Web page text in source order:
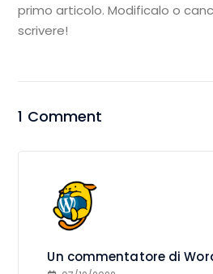
primo articolo. Modificalo o
scrivere!
1 Comment
Un commentatore di